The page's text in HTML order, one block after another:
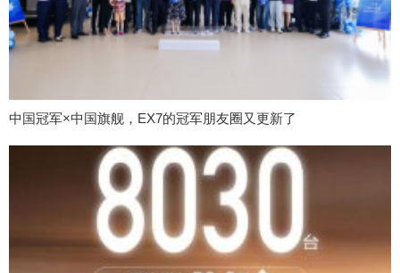
中国冠军×中国旗舰，EX7的冠军朋友圈又更新了